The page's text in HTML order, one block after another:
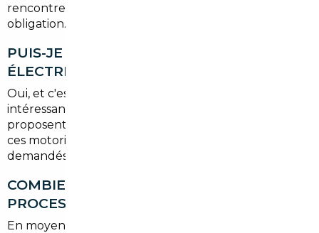
rencontrer en personne, mais ce n'est pas une
obligation.
PUIS-JE IMPORTER UN VÉHICULE
ÉLECTRIQUE OU HYBRIDE ?
Oui, et c'est même l'un des segments les plus
intéressants pour l'import. Certains pays européens
proposent des prix ou des stocks plus attractifs sur
ces motorisations, notamment pour des modèles très
demandés en Île-de-France.
COMBIEN DE TEMPS DURE LE
PROCESSUS D'IMPORT ?
En moyenne, comptez entre